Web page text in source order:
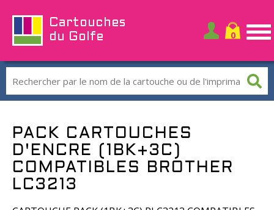
Cartouches
du Golfe
PACK CARTOUCHES
D'ENCRE (1BK+3C)
COMPATIBLES BROTHER
LC3213